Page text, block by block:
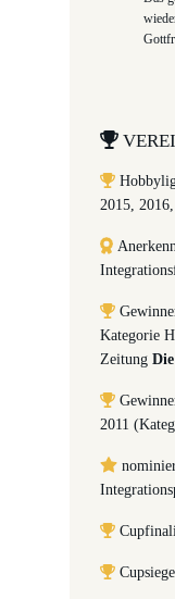
2015,
Kategorie
Zeitung
2011